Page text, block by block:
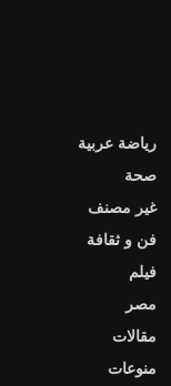
رياضة عربية
صحة
غير مصنف
فن و ثقافة
فيلم
مصر
مقالات
منوعات